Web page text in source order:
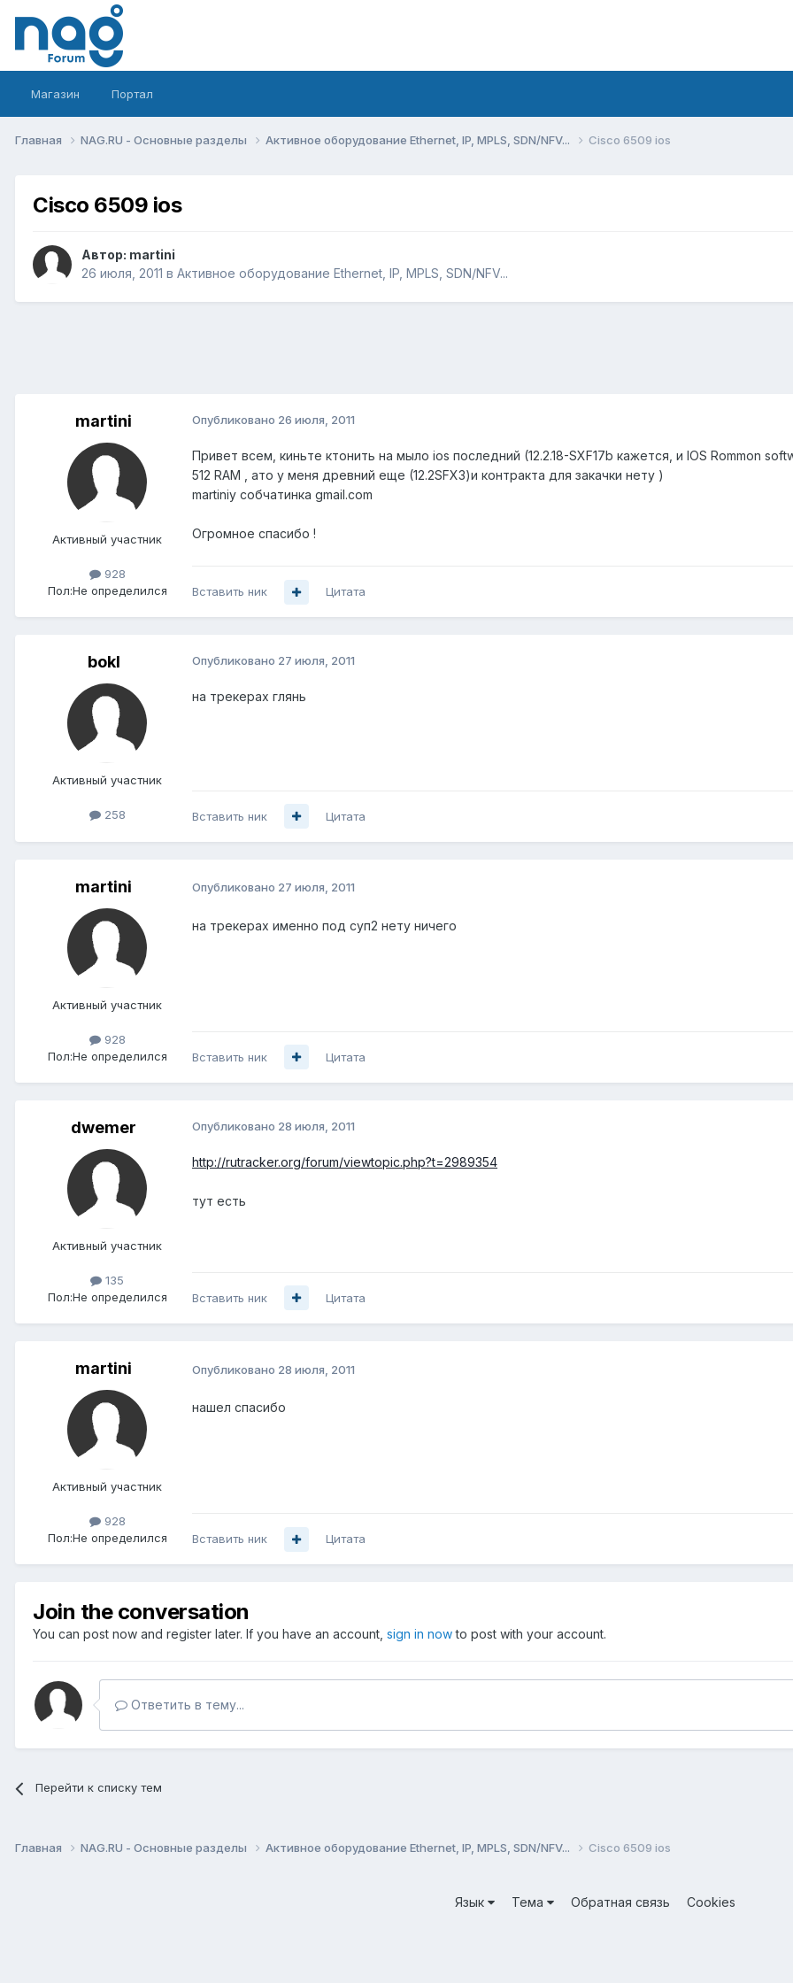
Магазин Портал
Главная NAG.RU - Основные разделы Активное оборудование Ethernet, IP, MPLS, SDN/NFV... Cisco 6509 ios
Cisco 6509 ios
Автор: martini
26 июля, 2011 в Активное оборудование Ethernet, IP, MPLS, SDN/NFV...
martini
Активный участник
928
Пол:Не определился
Опубликовано 26 июля, 2011
Привет всем, киньте ктонить на мыло ios последний (12.2.18-SXF17b кажется, и IOS Rommon
512 RAM , ато у меня древний еще (12.2SFX3)и контракта для закачки нету )
martiniy собчатинка gmail.com
Огромное спасибо !
Вставить ник Цитата
bokl
Активный участник
258
Опубликовано 27 июля, 2011
на трекерах глянь
Вставить ник Цитата
martini
Активный участник
928
Пол:Не определился
Опубликовано 27 июля, 2011
на трекерах именно под суп2 нету ничего
Вставить ник Цитата
dwemer
Активный участник
135
Пол:Не определился
Опубликовано 28 июля, 2011
http://rutracker.org/forum/viewtopic.php?t=2989354
тут есть
Вставить ник Цитата
martini
Активный участник
928
Пол:Не определился
Опубликовано 28 июля, 2011
нашел спасибо
Вставить ник Цитата
Join the conversation
You can post now and register later. If you have an account, sign in nowto post with your account.
Ответить в тему...
Перейти к списку тем
Главная NAG.RU - Основные разделы Активное оборудование Ethernet, IP, MPLS, SDN/NFV... Cisco 6509 ios
Язык Тема Обратная связь
Cookies